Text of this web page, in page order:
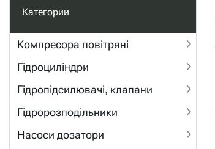
Категории
Компресора повітряні
Гідроциліндри
Гідропідсилювачі, клапани
Гідророзподільники
Насоси дозатори